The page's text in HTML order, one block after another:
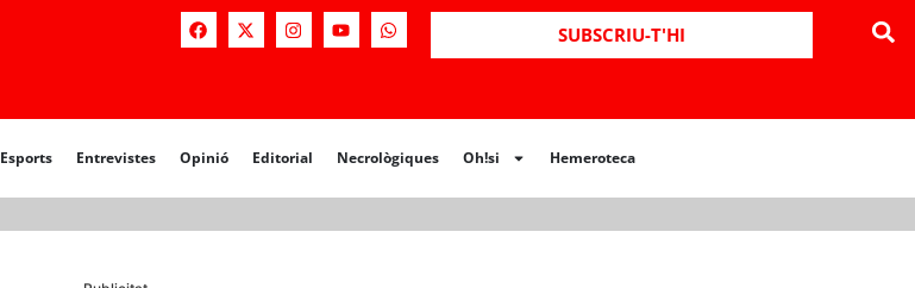
SUBSCRIU-T'HI
Esports Entrevistes Opinió Editorial Necrològiques Oh!si Hemeroteca
Opinió Editorial Necrològiques Hemeroteca